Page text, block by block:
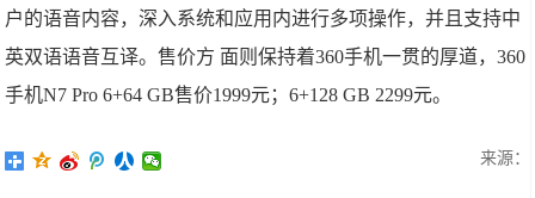
户的语音内容，深入系统和应用内进行多项操作，并且支持中
英双语语音互译。售价方 面则保持着360手机一贯的厚道，360
手机N7 Pro 6+64 GB售价1999元；6+128 GB 2299元。
来源：